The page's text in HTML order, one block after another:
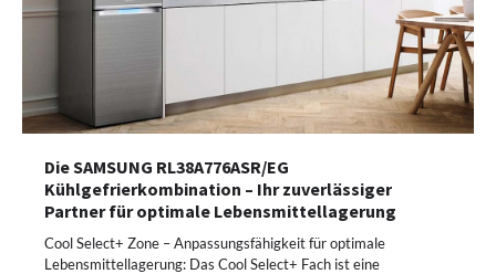
Die SAMSUNG RL38A776ASR/EG
Kühlgefrierkombination – Ihr zuverlässiger
Partner für optimale Lebensmittellagerung
Cool Select+ Zone – Anpassungsfähigkeit für optimale
Lebensmittellagerung: Das Cool Select+ Fach ist eine